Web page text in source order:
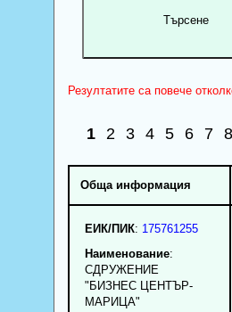
Резултатите са повече
1 2 3 4 5 6 7 8
Обща информация
ЕИК/ПИК: 175761255
Наименование:
СДРУЖЕНИЕ
"БИЗНЕС ЦЕНТЪР-
МАРИЦА"